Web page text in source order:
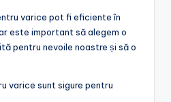
varice pot fi eficiente în
este important să alegem o
pentru nevoile noastre și să o
varice sunt sigure pentru